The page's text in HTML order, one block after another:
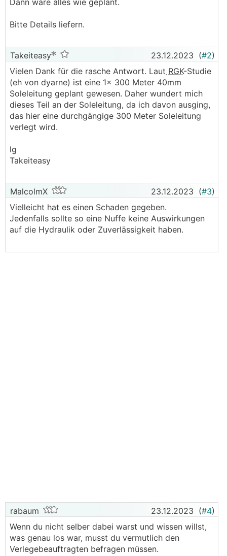
Dann wäre alles wie geplant.
Bitte Details liefern.
Takeiteasy 23.12.2023 (#2)
Vielen Dank für die rasche Antwort. Laut RGK-Studie
(eh von dyarne) ist eine 1x 300 Meter 40mm
Soleleitung geplant gewesen. Daher wundert mich
dieses Teil an der Soleleitung, da ich davon ausging,
das hier eine durchgängige 300 Meter Soleleitung
verlegt wird.
lg
Takeiteasy
MalcolmX 23.12.2023 (#3)
Vielleicht hat es einen Schaden gegeben.
Jedenfalls sollte so eine Nuffe keine Auswirkungen
auf die Hydraulik oder Zuverlässigkeit haben.
rabaum 23.12.2023 (#4)
Wenn du nicht selber dabei warst und wissen willst,
was genau los war, musst du vermutlich den
Verlegebeauftragten befragen müssen.